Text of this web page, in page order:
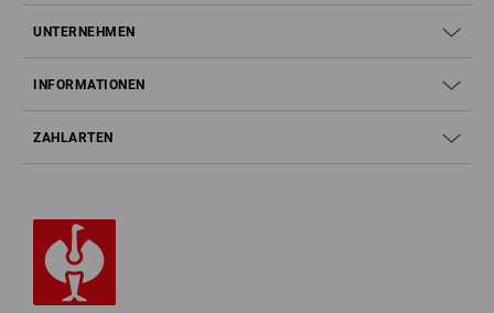
UNTERNEHMEN
INFORMATIONEN
ZAHLARTEN